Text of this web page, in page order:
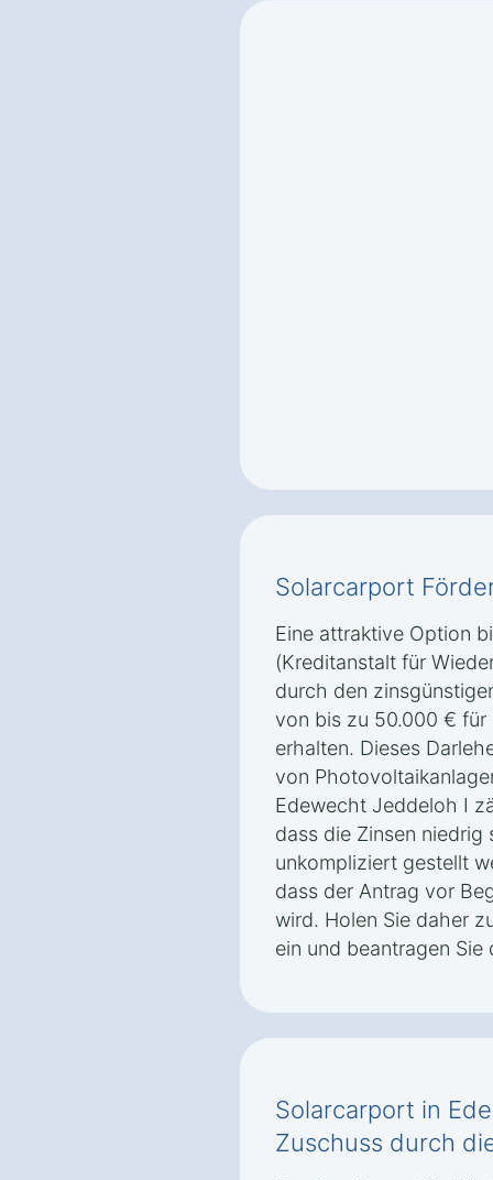
Solarcarport
Eine attraktive Option
(Kreditanstalt für
durch den
von bis zu 50.000 € für
erhalten. Dieses
von
Edewecht Jeddeloh I
dass die Zinsen niedrig
unkompliziert gestellt
dass der Antrag vor
wird. Holen Sie daher
ein und beantragen Sie
Solarcarport in
Zuschuss durch